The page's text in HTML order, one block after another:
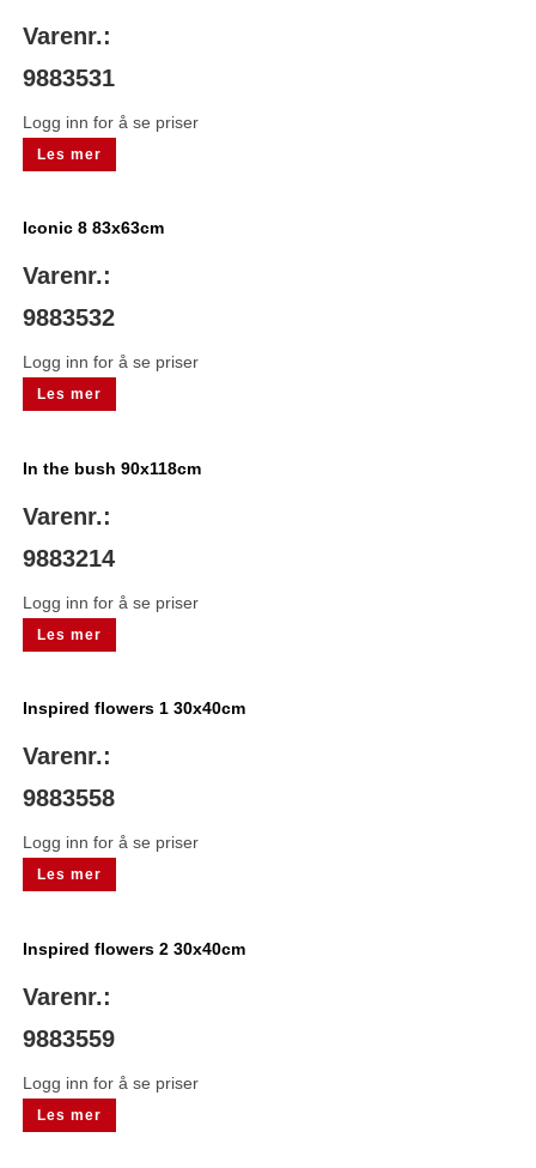
Varenr.:
9883531
Logg inn for å se priser
Les mer
Iconic 8 83x63cm
Varenr.:
9883532
Logg inn for å se priser
Les mer
In the bush 90x118cm
Varenr.:
9883214
Logg inn for å se priser
Les mer
Inspired flowers 1 30x40cm
Varenr.:
9883558
Logg inn for å se priser
Les mer
Inspired flowers 2 30x40cm
Varenr.:
9883559
Logg inn for å se priser
Les mer